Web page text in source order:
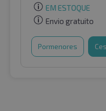
EM ESTOQUE
Envio gratuito
Pormenores